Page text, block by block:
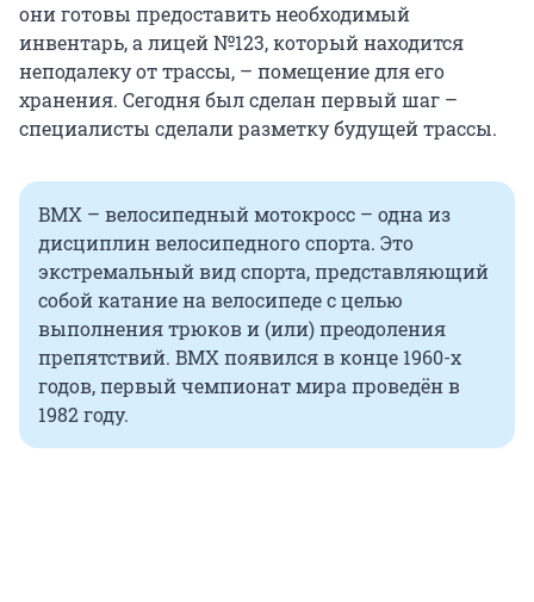
они готовы предоставить необходимый
инвентарь, а лицей №123, который находится
неподалеку от трассы, – помещение для его
хранения. Сегодня был сделан первый шаг –
специалисты сделали разметку будущей трассы.
BMX – велосипедный мотокросс – одна из
дисциплин велосипедного спорта. Это
экстремальный вид спорта, представляющий
собой катание на велосипеде с целью
выполнения трюков и (или) преодоления
препятствий. BMX появился в конце 1960-х
годов, первый чемпионат мира проведён в
1982 году.